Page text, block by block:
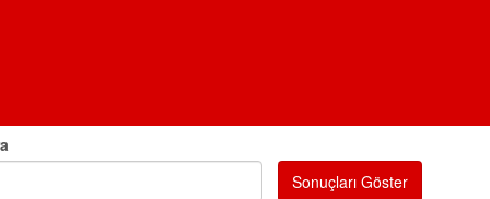
Sonuçları Göster